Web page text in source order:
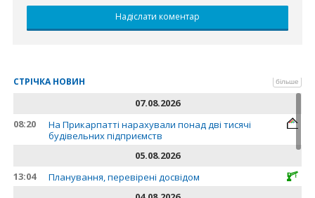
СТРІЧКА НОВИН більше
07.08.2026
08:20
На Прикарпатті нарахували понад дві тисячі
будівельних підприємств
05.08.2026
13:04
Планування, перевірені досвідом